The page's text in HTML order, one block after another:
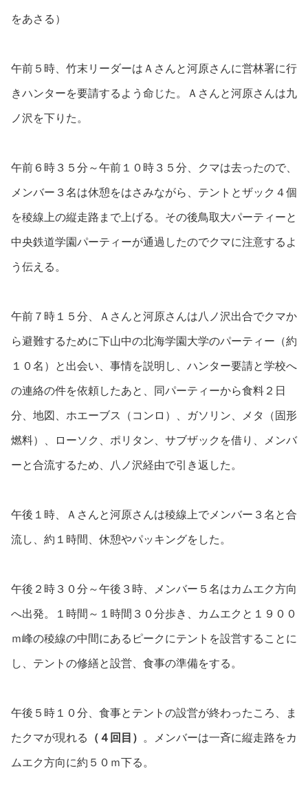
をあさる）
午前５時、竹末リーダーはＡさんと河原さんに営林署に行
きハンターを要請するよう命じた。Ａさんと河原さんは九
ノ沢を下りた。
午前６時３５分～午前１０時３５分、クマは去ったので、
メンバー３名は休憩をはさみながら、テントとザック４個
を稜線上の縦走路まで上げる。その後鳥取大パーティーと
中央鉄道学園パーティーが通過したのでクマに注意するよ
う伝える。
午前７時１５分、Ａさんと河原さんは八ノ沢出合でクマか
ら避難するために下山中の北海学園大学のパーティー（約
１０名）と出会い、事情を説明し、ハンター要請と学校へ
の連絡の件を依頼したあと、同パーティーから食料２日
分、地図、ホエーブス（コンロ）、ガソリン、メタ（固形
燃料）、ローソク、ポリタン、サブザックを借り、メンバ
ーと合流するため、八ノ沢経由で引き返した。
午後１時、Ａさんと河原さんは稜線上でメンバー３名と合
流し、約１時間、休憩やパッキングをした。
午後２時３０分～午後３時、メンバー５名はカムエク方向
へ出発。１時間～１時間３０分歩き、カムエクと１９００
ｍ峰の稜線の中間にあるピークにテントを設営することに
し、 テントの修繕と設営、食事の準備をする。
午後５時１０分、食事とテントの設営が終わったころ、ま
たクマが現れる （４回目） 。メンバーは一斉に縦走路をカ
ムエク方向に約５０ｍ下る。